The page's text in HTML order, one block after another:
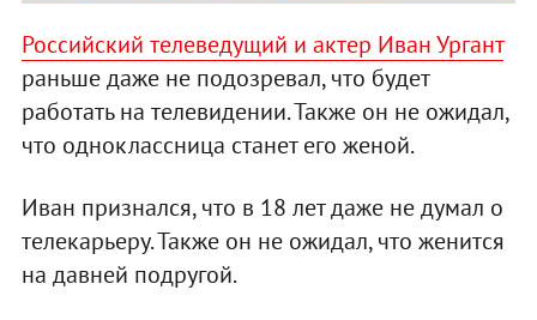
Российский телеведущий и актер Иван Ургант
раньше даже не подозревал, что будет
работать на телевидении. Также он не ожидал,
что одноклассница станет его женой.
Иван признался, что в 18 лет даже не думал о
телекарьеру. Также он не ожидал, что женится
на давней подругой.